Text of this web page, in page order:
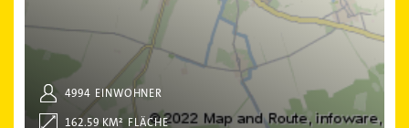
EINWOHNER
4994
FLÄCHE
162.59 KM²